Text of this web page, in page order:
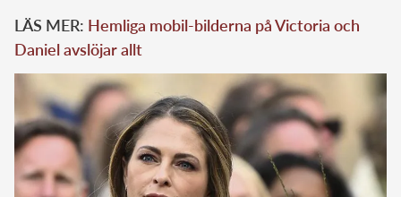
LÄS MER: Hemliga mobil-bilderna på Victoria och
Daniel avslöjar allt